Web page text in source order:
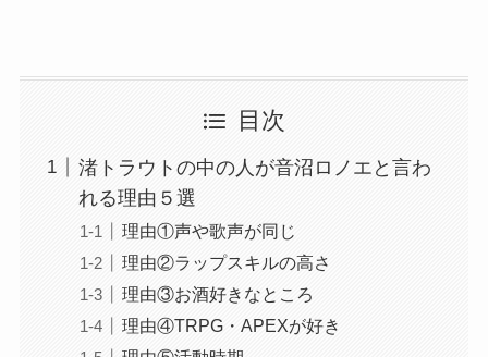
目次
渚トラウトの中の人が音沼ロノエと言わ
れる理由５選
理由①声や歌声が同じ
理由②ラップスキルの高さ
理由③お酒好きなところ
理由④TRPG・APEXが好き